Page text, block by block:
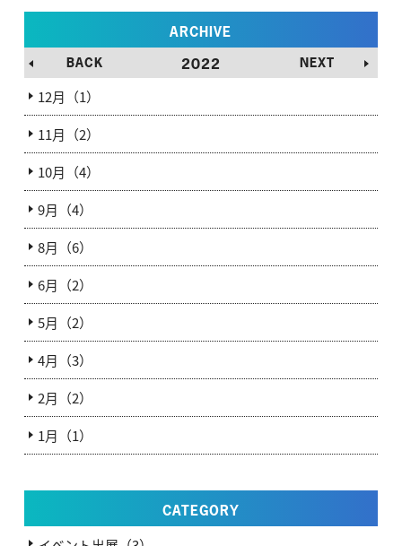
ARCHIVE
BACK 2022 NEXT
12月（1）
11月（2）
10月（4）
9月（4）
8月（6）
6月（2）
5月（2）
4月（3）
2月（2）
1月（1）
CATEGORY